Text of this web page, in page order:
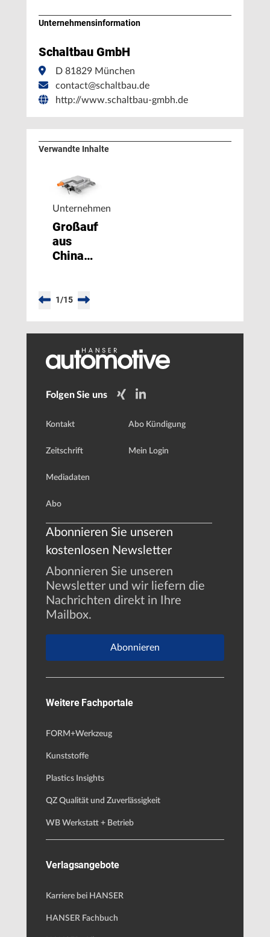
Unternehmens­information
Schaltbau GmbH
D 81829 München
contact@schaltbau.de
http://www.schaltbau-gmbh.de
Verwandte Inhalte
Unternehmen
Großauftrag
aus
China
1/15
Folgen Sie uns
Kontakt
Zeitschrift
Mediadaten
Abo
Abo Kündigung
Mein Login
Abonnieren Sie unseren
kostenlosen Newsletter
Abonnieren Sie unseren
Newsletter und wir liefern die
Nachrichten direkt in Ihre
Mailbox.
Abonnieren
Weitere Fachportale
FORM+Werkzeug
Kunststoffe
Plastics Insights
QZ Qualität und Zuverlässigkeit
WB Werkstatt + Betrieb
Verlagsangebote
Karriere bei HANSER
HANSER Fachbuch